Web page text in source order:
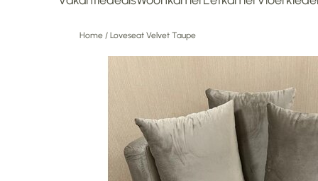
Home / Loveseat Velvet Taupe